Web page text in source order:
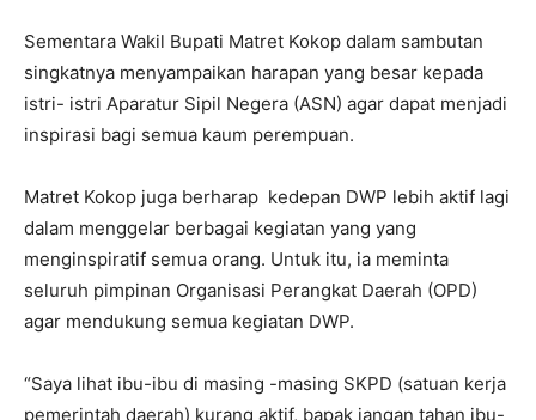
Sementara Wakil Bupati Matret Kokop dalam sambutan
singkatnya menyampaikan harapan yang besar kepada
istri- istri Aparatur Sipil Negera (ASN) agar dapat menjadi
inspirasi bagi semua kaum perempuan.
Matret Kokop juga berharap kedepan DWP lebih aktif lagi
dalam menggelar berbagai kegiatan yang yang
menginspiratif semua orang. Untuk itu, ia meminta
seluruh pimpinan Organisasi Perangkat Daerah (OPD)
agar mendukung semua kegiatan DWP.
“Saya lihat ibu-ibu di masing -masing SKPD (satuan kerja
pemerintah daerah) kurang aktif, bapak jangan tahan ibu-